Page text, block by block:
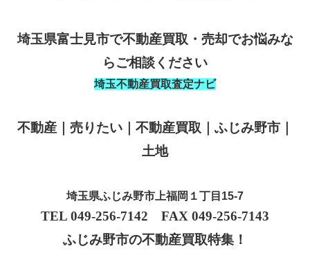
埼玉県富士見市で不動産買取・売却でお悩みな
らご相談ください
埼玉不動産買取査定ナビ
不動産｜売りたい｜不動産買取｜ふじみ野市｜
土地
埼玉県ふじみ野市上福岡１丁目15-7
TEL 049-256-7142
FAX 049-256-7143
ふじみ野市の不動産買取特集！